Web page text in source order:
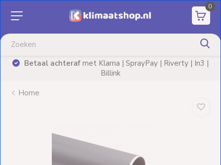
0
Betaal achterafmet Klarna | SprayPay | Riverty | In3 |
Billink
Aanbiedingen
verwarming
Elektrische
Home